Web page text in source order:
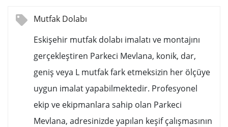
Mutfak Dolabı
Eskişehir mutfak dolabı imalatı ve montajını
gerçekleştiren Parkeci Mevlana, konik, dar,
geniş veya L mutfak fark etmeksizin her ölçüye
uygun imalat yapabilmektedir. Profesyonel
ekip ve ekipmanlara sahip olan Parkeci
Mevlana, adresinizde yapılan keşif çalışmasının